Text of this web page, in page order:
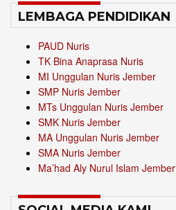
LEMBAGA PENDIDIKAN
PAUD Nuris
TK Bina Anaprasa Nuris
MI Unggulan Nuris Jember
SMP Nuris Jember
MTs Unggulan Nuris Jember
SMK Nuris Jember
MA Unggulan Nuris Jember
SMA Nuris Jember
Ma’had Aly Nurul Islam Jember